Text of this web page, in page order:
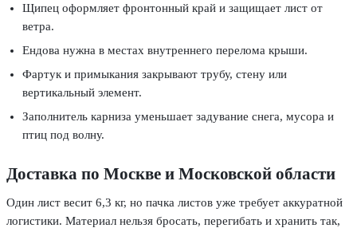
Щипец оформляет фронтонный край и защищает лист от
ветра.
Ендова нужна в местах внутреннего перелома крыши.
Фартук и примыкания закрывают трубу, стену или
вертикальный элемент.
Заполнитель карниза уменьшает задувание снега, мусора и
птиц под волну.
Доставка по Москве и Московской области
Один лист весит 6,3 кг, но пачка листов уже требует аккуратной
логистики. Материал нельзя бросать, перегибать и хранить так,